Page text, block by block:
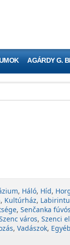
AGÁRDY G.
, Háló, Híd,
, Kultúrház,
, Senčanka
város, Szenci
, Vadászok, Egyéb